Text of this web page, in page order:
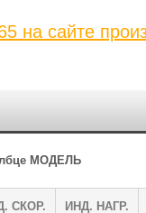
на сайте
МОДЕЛЬ
СКОР. ИНД. НАГР.